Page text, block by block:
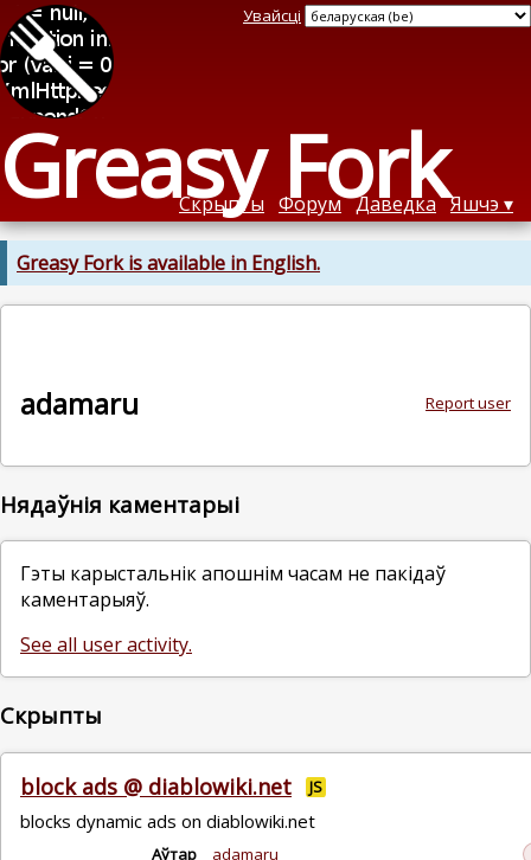
Greasy Fork
Увайсці
Скрыпты Форум Даведка Яшчэ
Greasy Fork is available in English.
Report user
adamaru
Нядаўнія каментарыі
Гэты карыстальнік апошнім часам не пакідаў
каментарыяў.
See all user activity.
Скрыпты
block ads @ diablowiki.net JS
blocks dynamic ads on diablowiki.net
Аўтар
adamaru